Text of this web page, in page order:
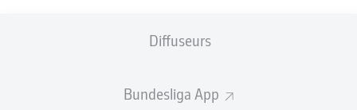
Diffuseurs
Bundesliga App
Dimitrios Giannoulis Frank Onyeka
Elvis Rexhbecaj
Alexis Claude-Maurice